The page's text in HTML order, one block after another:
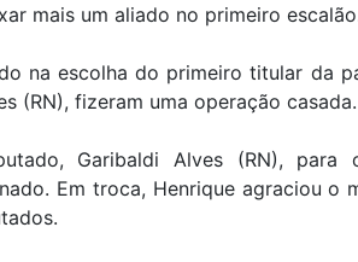
mais um aliado no primeiro
na escolha do primeiro titular da
(RN), fizeram uma operação casada.
Garibaldi Alves (RN), para
Em troca, Henrique agraciou o